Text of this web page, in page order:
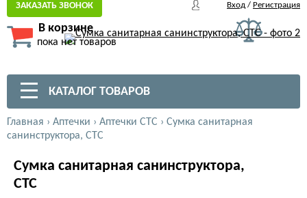
ЗАКАЗАТЬ ЗВОНОК Вход / Регистрация
В корзине
пока нет товаров
КАТАЛОГ ТОВАРОВ
Главная › Аптечки › Аптечки СТС › Сумка санитарная
санинструктора, СТС
Сумка санитарная санинструктора,
СТС